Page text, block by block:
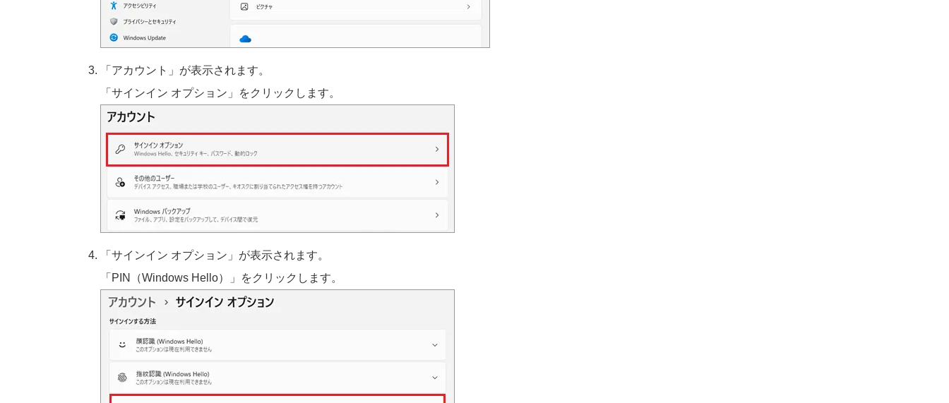
「アカウント」が表示されます。
「サインイン オプション」をクリックします。
「サインイン オプション」が表示されます。
「PIN（Windows Hello）」をクリックします。